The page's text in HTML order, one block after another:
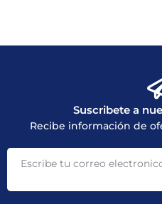
Suscribete a
Recibe información de